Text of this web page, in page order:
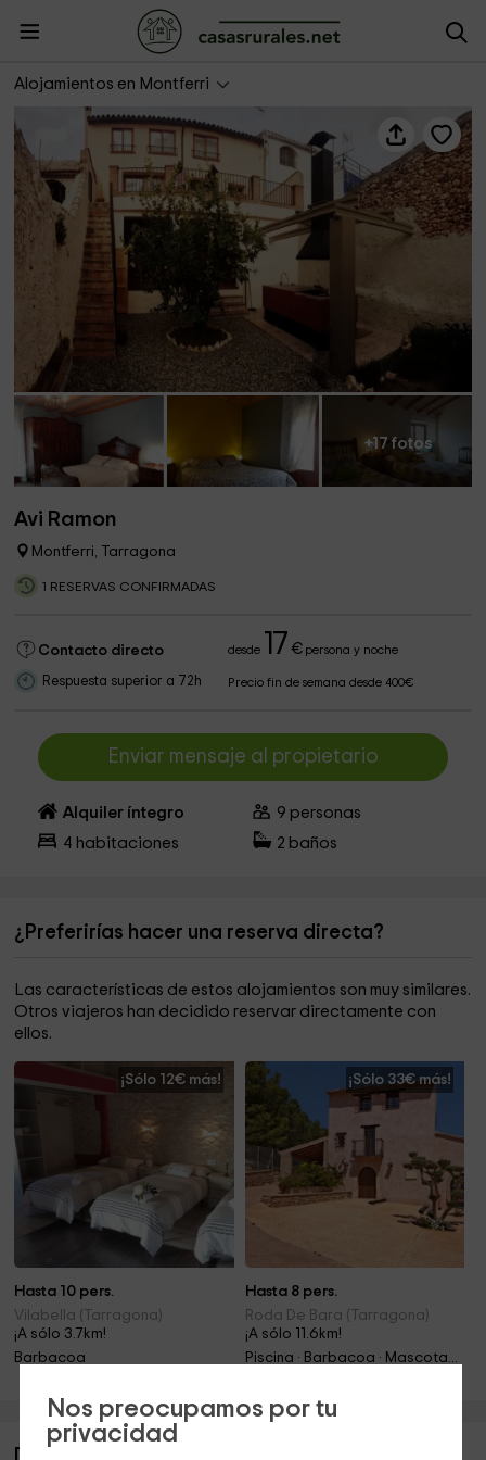
Nos preocupamos por tu
privacidad
Alojamientos en Montferri
+17 fotos
Avi Ramon
Montferri, Tarragona
1 RESERVAS CONFIRMADAS
Contacto directo desde 17 €persona y noche
Respuesta superior a 72h Precio fin de semana desde 400€
Enviar mensaje al propietario
Alquiler íntegro 9 personas
4 habitaciones 2 baños
¿Preferirías hacer una reserva directa?
Las características de estos alojamientos son muy similares.
Otros viajeros han decidido reservar directamente con
ellos.
¡Sólo 12€ más!
Hasta 10 pers.
Vilabella (Tarragona)
¡A sólo 3.7km!
Barbacoa
¡Sólo 33€ más!
Hasta 8 pers.
Roda De Bara (Tarragona)
¡A sólo 11.6km!
Piscina · Barbacoa · Mascotas · Chimenea